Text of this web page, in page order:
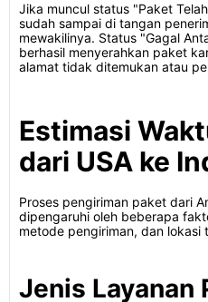
Jika muncul status "Paket
sudah sampai di tangan
mewakilinya. Status "Gagal
berhasil menyerahkan paket
alamat tidak ditemukan atau
Estimasi
dari USA ke
Proses pengiriman paket dari
dipengaruhi oleh beberapa
metode pengiriman, dan lokasi
Jenis Layanan